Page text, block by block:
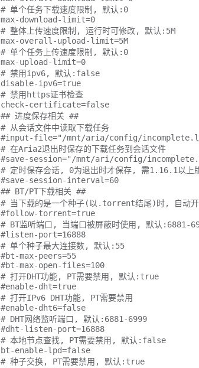
# 单个任务下载速度限制, 默认:0
max-download-limit=0
# 整体上传速度限制, 运行时可修改, 默认:5M
max-overall-upload-limit=
# 单个任务上传速度限制, 默认:0
max-upload-limit=0
# 禁用ipv6, 默认:false
disable-ipv6=
# 禁用https证书检查
check-certificate=
## 进度保存相关 ##
# 从会话文件中读取下载任务
#input-file="/mnt/aria/config/
# 在Aria2退出时保存的下载任务到会话文件
#save-session="/mnt/ari/config/
# 定时保存会话, 0为退出时才保存, 需1.16.1以
#save-session-interval=60
## BT/PT下载相关 ##
# 当下载的是一个种子(以.torrent结尾)时, 自动
#follow-torrent=true
# BT监听端口, 当端口被屏蔽时使用, 默认:6881-
#listen-port=16888
# 单个种子最大连接数, 默认:55
#bt-max-peers=55
#bt-max-open-files=100
# 打开DHT功能, PT需要禁用, 默认:true
#enable-dht=true
# 打开IPv6 DHT功能, PT需要禁用
#enable-dht6=false
# DHT网络监听端口, 默认:6881-6999
#dht-listen-port=16888
# 本地节点查找, PT需要禁用, 默认:false
bt-enable-lpd=
# 种子交换, PT需要禁用, 默认:true